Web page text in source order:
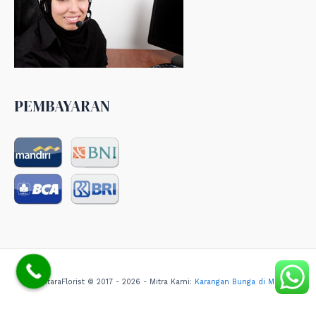
PEMBAYARAN
NusantaraFlorist © 2017 - 2026 - Mitra Kami: Karangan Bunga di Medan